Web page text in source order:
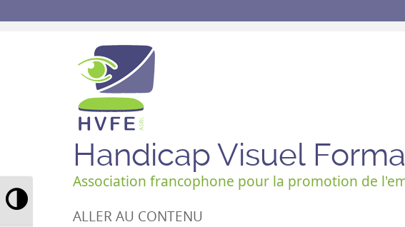
Passer en contraste élevé
Handicap Visuel
Association francophone pour la promotion de
ALLER AU CONTENU